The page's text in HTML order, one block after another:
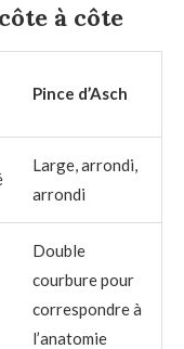
à côte
Pince d’Asch
Large, arrondi,
arrondi
Double
courbure pour
correspondre à
l’anatomie